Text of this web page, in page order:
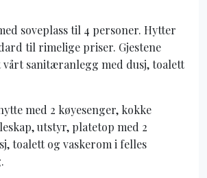
soveplass til 4 personer. Hytter
til rimelige priser. Gjestene
sanitæranlegg med dusj, toalett
med 2 køyesenger, kokke
utstyr, platetop med 2
toalett og vaskerom i felles